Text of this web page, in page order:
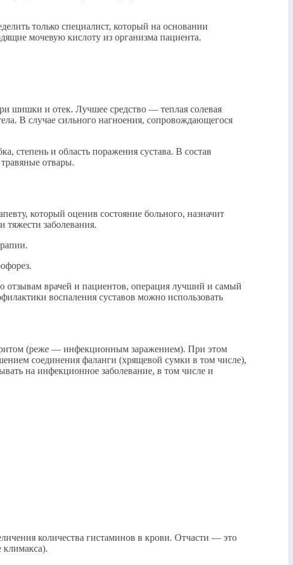
только специалист, который на основании
мочевую кислоту из организма пациента.
шишки и отек. Лучшее средство — теплая солевая
В случае сильного нагноения, сопровождающегося
степень и область поражения сустава. В состав
отвары.
который оценив состояние больного, назначит
тяжести заболевания.
отзывам врачей и пациентов, операция лучший и самый
воспаления суставов можно использовать
(реже — инфекционным заражением). При этом
соединения фаланги (хрящевой сумки в том числе),
на инфекционное заболевание, в том числе и
количества гистаминов в крови. Отчасти — это
климакса).